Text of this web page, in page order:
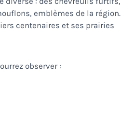
emblèmes de la région.
centenaires et ses prairies
observer :